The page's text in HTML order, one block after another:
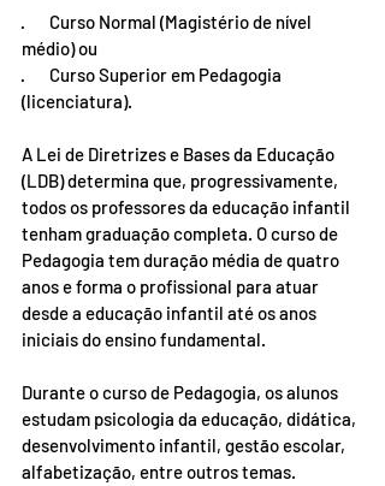
·       Curso Normal (Magistério de nível
médio) ou
·       Curso Superior em Pedagogia
(licenciatura).
A Lei de Diretrizes e Bases da Educação
(LDB) determina que, progressivamente,
todos os professores da educação infantil
tenham graduação completa. O curso de
Pedagogia tem duração média de quatro
anos e forma o profissional para atuar
desde a educação infantil até os anos
iniciais do ensino fundamental.
Durante o curso de Pedagogia, os alunos
estudam psicologia da educação, didática,
desenvolvimento infantil, gestão escolar,
alfabetização, entre outros temas.